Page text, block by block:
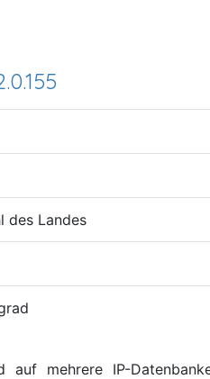
des Landes
auf mehrere IP-